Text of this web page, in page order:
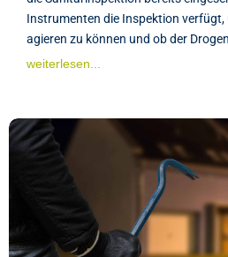
Instrumenten die Inspektion verfügt,
agieren zu können und ob der
weiterlesen...